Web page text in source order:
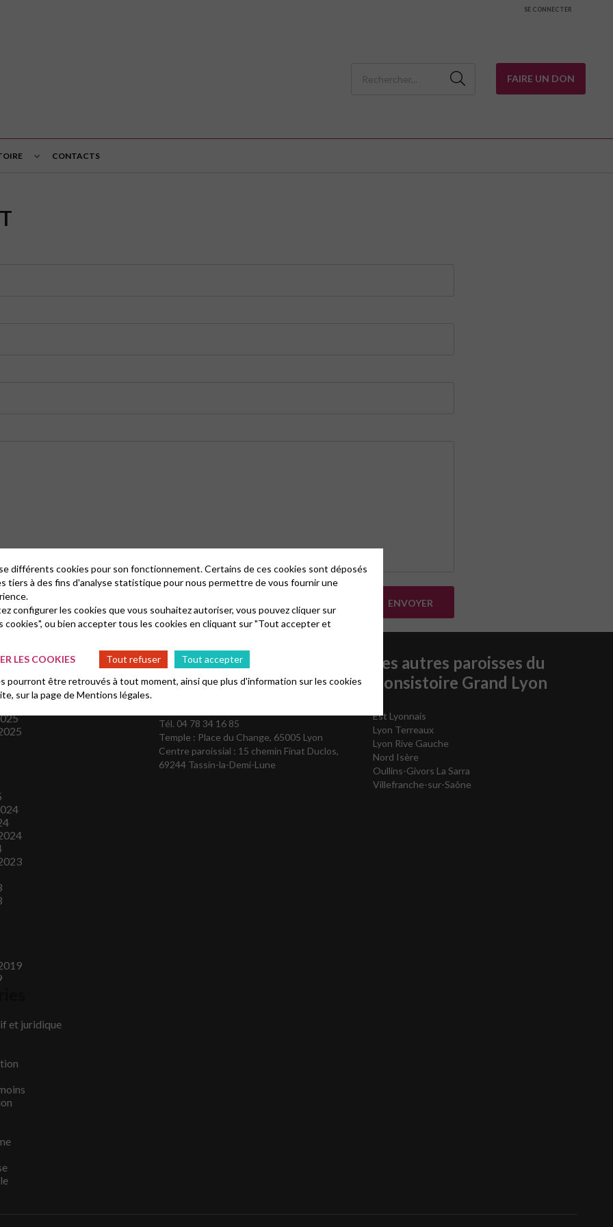
SE CONNECTER
FAIRE UN DON
CONTACTS
et juridique
Contactez-nous :
Tél. 04 78 34 16 85
Temple : Place du Change, 65005 Lyon
Centre paroissial : 15 chemin Finat Duclos,
69244 Tassin-la-Demi-Lune
Les autres paroisses du
Consistoire Grand Lyon
Est Lyonnais
Lyon Terreaux
Lyon Rive Gauche
Nord Isère
Oullins-Givors La Sarra
Villefranche-sur-Saône
différents cookies pour son fonctionnement. Certains de ces cookies sont déposés
tiers à des fins d'analyse statistique pour nous permettre de vous fournir une
configurer les cookies que vous souhaitez autoriser, vous pouvez cliquer sur
cookies", ou bien accepter tous les cookies en cliquant sur "Tout accepter et
LES COOKIES
Tout refuser
Tout accepter
pourront être retrouvés à tout moment, ainsi que plus d'information sur les cookies
sur la page deMentions légales.